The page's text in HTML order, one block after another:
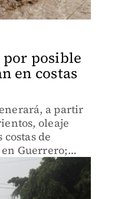
por posible
en costas
a partir
oleaje
de
Guerrero;
Puerto Vallarta,